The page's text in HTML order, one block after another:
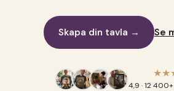
Skapa din tavla → Se
4,9 · 12